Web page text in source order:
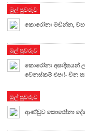
මුල් පුවරුව
කොරෝනා මඩින්න,
මුල් පුවරුව
කොරෝනා අසාදිතයන්
වෙනස්කම් එපා!- චීන
මුල් පුවරුව
ආණ්ඩුව කොරෝනා